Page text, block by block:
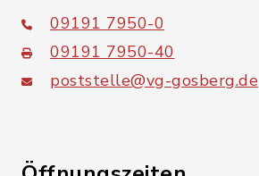
09191 7950-0
09191 7950-40
poststelle@vg-gosberg.de